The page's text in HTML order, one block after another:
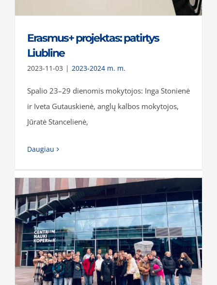
Erasmus+ projektas: patirtys
Liubline
2023-11-03 | 2023-2024 m. m.
Spalio 23–29 dienomis mokytojos: Inga Stonienė
ir Iveta Gutauskienė, anglų kalbos mokytojos,
Jūratė Stancelienė,
Daugiau